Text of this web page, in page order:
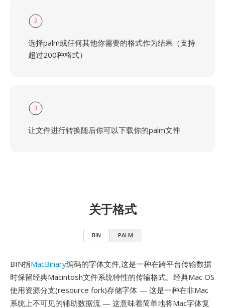
2
选择palm或任何其他你需要的格式作为结果（支持
超过200种格式）
3
让文件进行转换随后你可以下载你的palm文件
关于格式
BIN PALM
BIN指MacBinary编码的字体文件,这是一种在跨平台传输数据
时保留经典Macintosh文件系统特性的传输格式。经典Mac OS
使用资源分支(resource fork)存储字体 — 这是一种在非Mac
系统上不可见的辅助数据流 — 这意味着简单地将Mac字体复